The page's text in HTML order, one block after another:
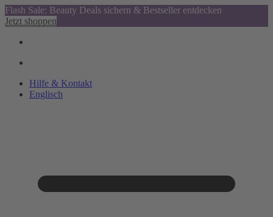
Flash Sale: Beauty Deals sichern & Bestseller entdecken
Jetzt shoppen
Hilfe & Kontakt
Englisch